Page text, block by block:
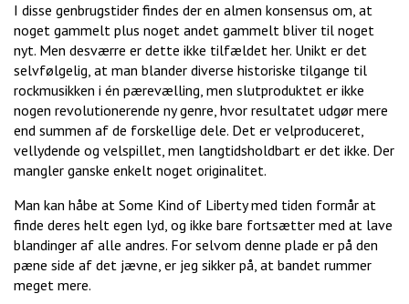
I disse genbrugstider findes der en almen konsensus om, at
noget gammelt plus noget andet gammelt bliver til noget
nyt. Men desværre er dette ikke tilfældet her. Unikt er det
selvfølgelig, at man blander diverse historiske tilgange til
rockmusikken i én pærevælling, men slutproduktet er ikke
nogen revolutionerende ny genre, hvor resultatet udgør mere
end summen af de forskellige dele. Det er velproduceret,
vellydende og velspillet, men langtidsholdbart er det ikke. Der
mangler ganske enkelt noget originalitet.
Man kan håbe at Some Kind of Liberty med tiden formår at
finde deres helt egen lyd, og ikke bare fortsætter med at lave
blandinger af alle andres. For selvom denne plade er på den
pæne side af det jævne, er jeg sikker på, at bandet rummer
meget mere.